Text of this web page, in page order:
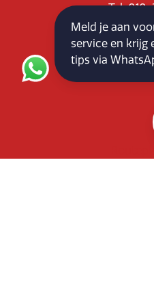
Tel:
E-mail:
KvK:
BTW :
Meld je aan
service en krijg
tips via